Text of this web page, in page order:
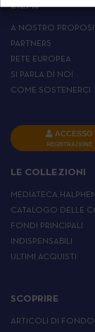
L’IEMJ
A NOSTRO
PARTNERS
RETE EUROPEA
SI PARLA DI NOI
COME SOSTENERCI
ACCESSO
REGISTRAZIONE
LE COLLEZIONI
MEDIATECA HALPHEN
CATALOGO DELLE
FONDI PRINCIPALI
INDISPENSABILI
ULTIMI ACQUISTI
SCOPRIRE
ARTICOLI DI FONDO